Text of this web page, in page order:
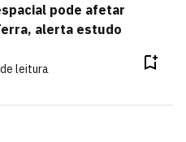
pode afetar
alerta estudo
leitura